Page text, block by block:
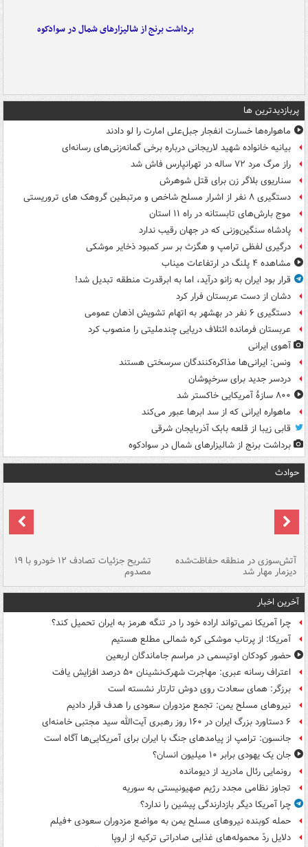
برداشت برنج از شالیزارهای شمال در سوادکوه
پربازدیدترین ها
ماهواره‌ها خسارت انفجار جبل‌علی امارت را لو دادند
بیانیه خانواده شهید لاریجانی درباره برخی گمانه‌زنی‌های رسانه‌ای
راز مرگ مرد ۷۲ ساله در تهرانپارس فاش شد
سناریوی بلاگر زن برای قتل شوهرش
دستگیری ۸ نفر از اشرار مسلح شاخص و مرتبطین گروهک های تروریستی
موج بارش‌های تابستانه در راه ۱۱ استان
پادشاه سنگین‌وزنی که در جهان رقیب ندارد
درگیری لفظی ترامپ و هگزث بر سر کمبود ذخایر موشکی
مشاهده ۴ پلنگ در ارتفاعات میناب
قرار بود ایران به زانو درآید، اما به ابرقدرت منطقه تبدیل شد!
دشان از دست عربستان فرار کرد
دستگیری ۶ نفر در بهشهر به اتهام تشویش اذهان عمومی
عربستان فرمانده ائتلاف دریایی چندملیتی را منصوب کرد
آهوی ایرانی
ونس: ایرانی‌ها مذاکره‌کنندگان سرسختی هستند
دردسر جدید برای سرخپوشان
۸۰۰ سازۀ آمریکایی خاکستر شد
ماهواره ایرانی که از سد ابرها عبور می‌کند
قابی زیبا از قلعه بابک آذربایجان شرقی
برداشت برنج از شالیزارهای شمال در سوادکوه
حوادث
آتش‌سوزی در منطقه حفاظت‌شده
دیزمار مهار شد
تشریح جزئیات تصادف ۱۲ خودرو با ۱۹
مصدوم
آخرین اخبار
چرا آمریکا نمی‌تواند اراده خود را در تنگه هرمز به ایران تحمیل کند؟
آمریکا: از پرتاب موشکی کره شمالی مطلع هستیم
حضور کودکان اوتیسمی در مراسم جاماندگان اربعین
اعتراف رسانه عبری: مهاجرت شهرک‌نشینان ۵۰ درصد افزایش یافت
برزگر: همای سعادت روی دوش تارتار نشسته است
نیروهای مسلح یمن: تجمع مزدوران سعودی را هدف قرار دادیم
۶ دستاورد بزرگ ایران در ۱۶۰ روز رهبری آیت‌الله سید مجتبی خامنه‌ای
جانسون: ترامپ از پیامدهای جنگ با ایران برای آمریکایی‌ها آگاه است
جان یک یهودی برابر ۱۰ میلیون انسان؟
رونمایی رئال مادرید از دیومانده
تجاوز نظامی مجدد رژیم صهیونیستی به سوریه
چرا آمریکا دیگر بازدارندگی پیشین را ندارد؟
حمله کوبنده نیروهای مسلح یمن به مواضع مزدوران سعودی +فیلم
دلایل ردّ محموله‌های غذایی صادراتی ترکیه از اروپا